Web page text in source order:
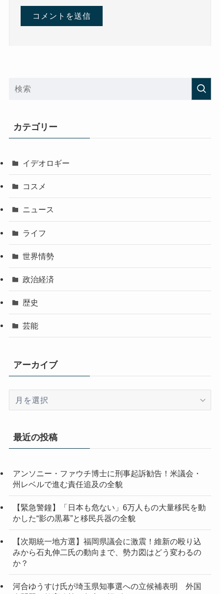
カテゴリー
イデオロギー
コスメ
ニュース
ライフ
世界情勢
政治経済
歴史
芸能
アーカイブ
イ
最近の投稿
アンソニー・ファウチ博士に刑事起訴勧告！米議会・
州レベルで進む責任追及の全貌
【緊急警鐘】「日本も危ない」6万人もの大量移民を動
かした“影の黒幕”と移民兵器の全貌
【次期統一地方選】福岡県議会に激震！維新の殴り込
みから石丸伸二氏の動向まで、勢力図はどう変わるの
か？
河合ゆうすけ氏が埼玉県知事選への立候補表明 外国